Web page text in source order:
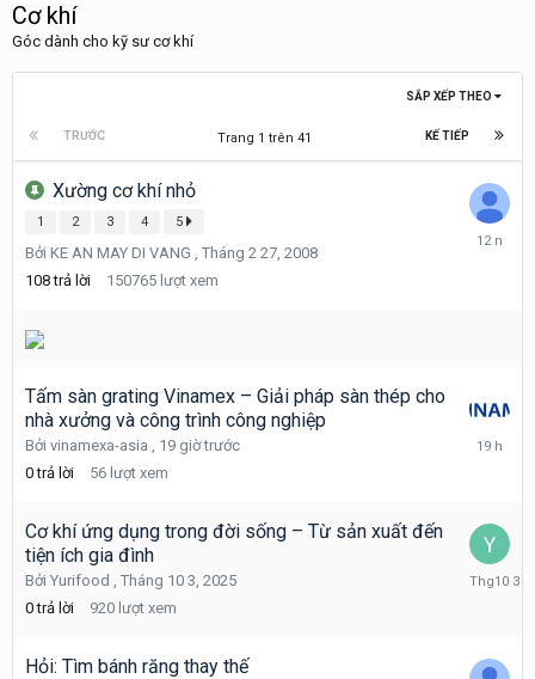
Cơ khí
Góc dành cho kỹ sư cơ khí
SẮP XẾP THEO
TRƯỚC KẾ TIẾP
Trang 1 trên 41
Xường cơ khí nhỏ
1 2 3 4 5
Bởi KE AN MAY DI VANG , Tháng 2 27, 2008
108 trả lời 150765 lượt xem
Tháng
Tấm sàn grating Vinamex – Giải pháp sàn thép cho
nhà xưởng và công trình công nghiệp
Bởi vinamexa-asia , 19 giờ trước
0 trả lời 56 lượt xem
19
Cơ khí ứng dụng trong đời sống – Từ sản xuất đến
tiện ích gia đình
Bởi Yurifood , Tháng 10 3, 2025
0 trả lời 920 lượt xem
Tháng
Hỏi: Tìm bánh răng thay thế